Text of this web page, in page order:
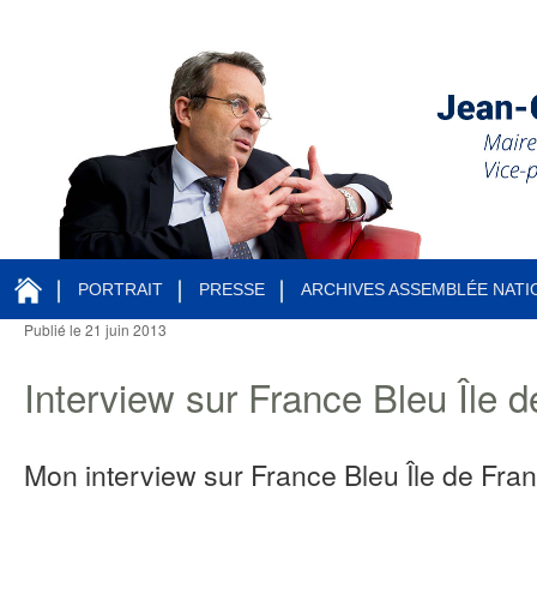
PORTRAIT PRESSE ARCHIVES ASSEMBLÉE
Navigation des articles
Interview sur France Bleu Île
Publié le 21 juin 2013
Mon interview sur France Bleu Île de